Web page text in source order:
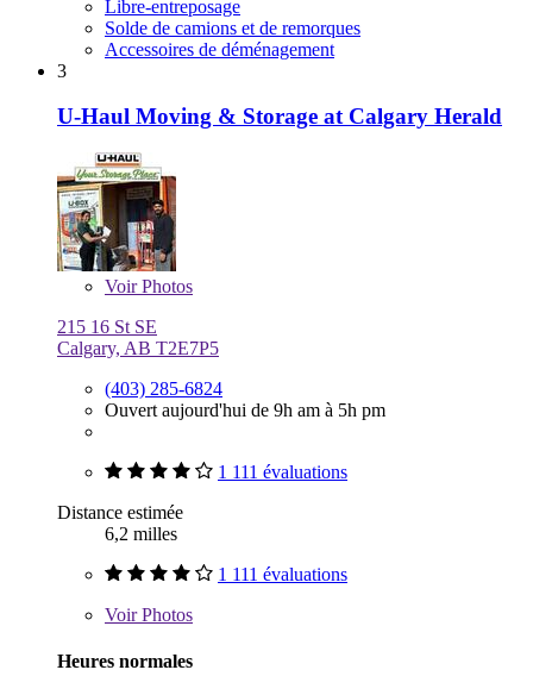
Libre-entreposage
Solde de camions et de remorques
Accessoires de déménagement
3
U-Haul Moving & Storage at Calgary Herald
VoirPhotos
215 16 St SE
Calgary, AB T2E7P5
(403) 285-6824
Ouvert aujourd'hui de 9h am à 5h pm
1 111 évaluations
Distance estimée
6,2 milles
1 111 évaluations
VoirPhotos
Heures normales